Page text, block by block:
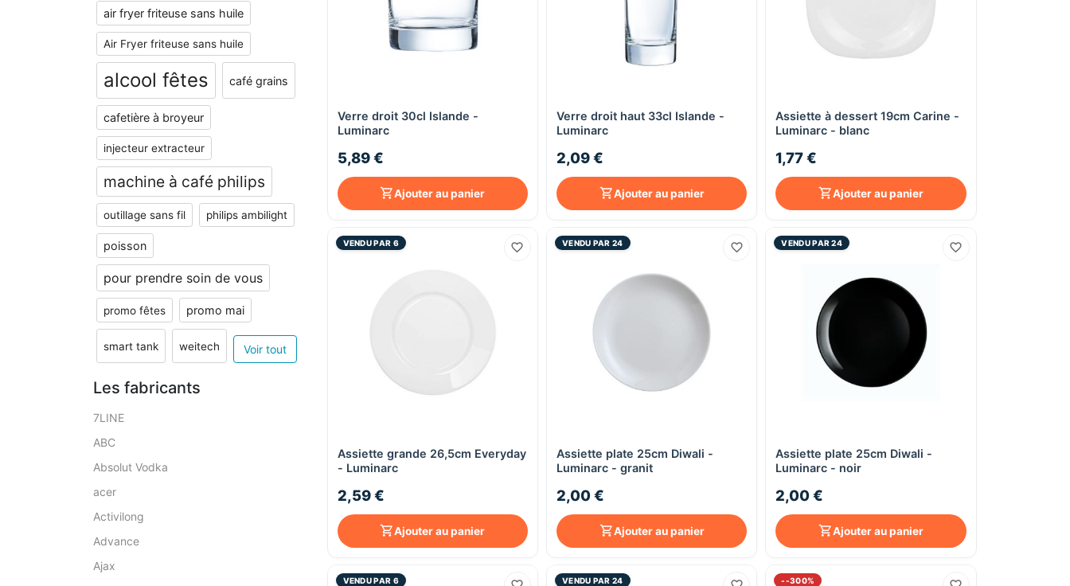
air fryer friteuse sans huile
Air Fryer friteuse sans huile
alcool fêtes café grains
cafetière à broyeur
injecteur extracteur
machine à café philips
outillage sans fil philips ambilight
poisson
pour prendre soin de vous
promo fêtes promo mai
smart tank weitech Voir tout
Les fabricants
7LINE
ABC
Absolut Vodka
acer
Activilong
Advance
Ajax
Aperçu rapide
Verre droit 30cl Islande -
Luminarc
5,89 €
Ajouter au panier
Aperçu rapide
Verre droit haut 33cl Islande -
Luminarc
2,09 €
Ajouter au panier
Aperçu rapide
Assiette à dessert 19cm Carine -
Luminarc - blanc
1,77 €
Ajouter au panier
VENDU PAR 6
Aperçu rapide
Assiette grande 26,5cm Everyday
- Luminarc
2,59 €
Ajouter au panier
VENDU PAR 24
Aperçu rapide
Assiette plate 25cm Diwali -
Luminarc - granit
2,00 €
Ajouter au panier
VENDU PAR 24
Aperçu rapide
Assiette plate 25cm Diwali -
Luminarc - noir
2,00 €
Ajouter au panier
VENDU PAR 6 VENDU PAR 24
--300%